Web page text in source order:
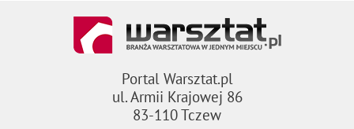
Portal Warsztat.pl
ul. Armii Krajowej 86
83-110 Tczew